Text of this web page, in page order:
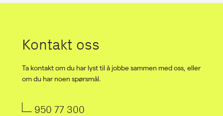
Kontakt oss
Ta kontakt om du har lyst til å jobbe sammen med oss, eller
om du har noen spørsmål.
950 77 300